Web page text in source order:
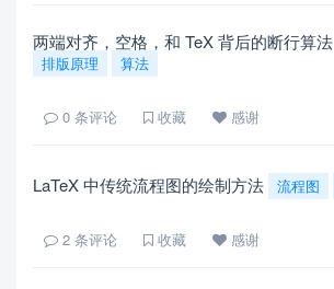
两端对齐，空格，和 TeX 背后的断行算法
排版原理 算法
0 条评论 收藏 感谢
LaTeX 中传统流程图的绘制方法 流程图
2 条评论 收藏 感谢